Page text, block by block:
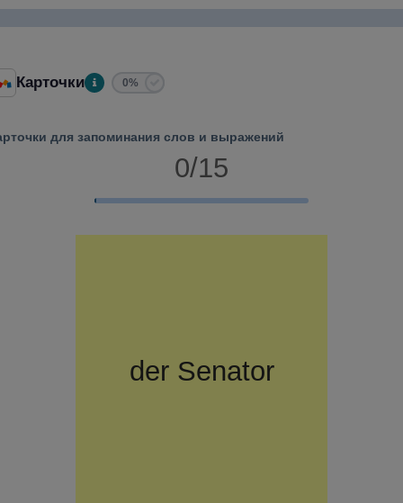
Карточки 0%
для запоминания слов и выражений
0/15
der Senator
сенатор